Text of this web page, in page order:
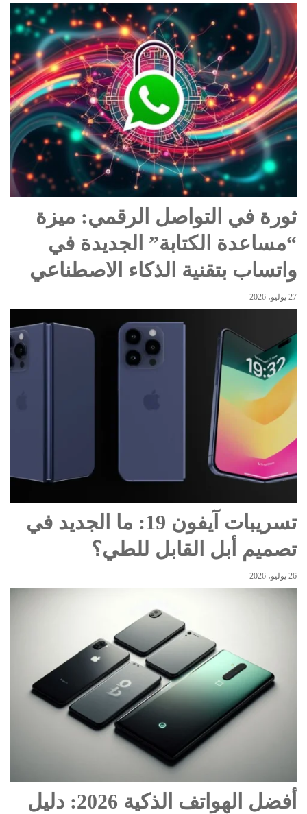
ثورة في التواصل الرقمي: ميزة
“مساعدة الكتابة” الجديدة في
واتساب بتقنية الذكاء الاصطناعي
27 يوليو، 2026
تسريبات آيفون 19: ما الجديد في
تصميم أبل القابل للطي؟
26 يوليو، 2026
أفضل الهواتف الذكية 2026: دليل